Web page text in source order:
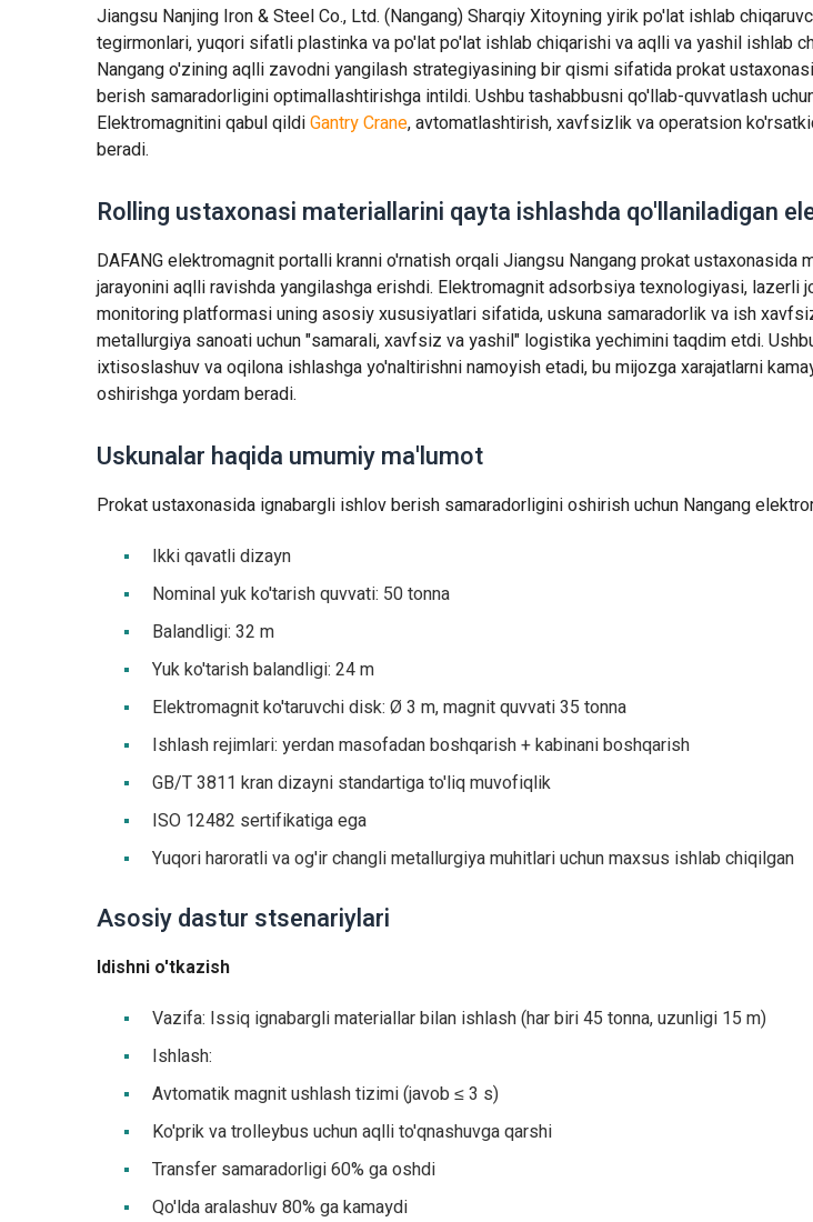
Jiangsu Nanjing Iron & Steel Co., Ltd. (Nangang) Sharqiy Xitoyning yirik po'lat ishlab
tegirmonlari, yuqori sifatli plastinka va po'lat po'lat ishlab chiqarishi va aqlli va yashil ishlab
Nangang o'zining aqlli zavodni yangilash strategiyasining bir qismi sifatida prokat
berish samaradorligini optimallashtirishga intildi. Ushbu tashabbusni qo'llab-quvvatlash
Elektromagnitini qabul qildiGantry Crane, avtomatlashtirish, xavfsizlik va operatsion
beradi.
Rolling ustaxonasi materiallarini qayta ishlashda qo'llaniladigan
DAFANG elektromagnit portalli kranni o'rnatish orqali Jiangsu Nangang prokat ustaxonasida
jarayonini aqlli ravishda yangilashga erishdi. Elektromagnit adsorbsiya texnologiyasi, lazerli
monitoring platformasi uning asosiy xususiyatlari sifatida, uskuna samaradorlik va ish
metallurgiya sanoati uchun "samarali, xavfsiz va yashil" logistika yechimini taqdim etdi.
ixtisoslashuv va oqilona ishlashga yo'naltirishni namoyish etadi, bu mijozga xarajatlarni
oshirishga yordam beradi.
Uskunalar haqida umumiy ma'lumot
Prokat ustaxonasida ignabargli ishlov berish samaradorligini oshirish uchun Nangang
Ikki qavatli dizayn
Nominal yuk ko'tarish quvvati: 50 tonna
Balandligi: 32 m
Yuk ko'tarish balandligi: 24 m
Elektromagnit ko'taruvchi disk: Ø 3 m, magnit quvvati 35 tonna
Ishlash rejimlari: yerdan masofadan boshqarish + kabinani boshqarish
GB/T 3811 kran dizayni standartiga to'liq muvofiqlik
ISO 12482 sertifikatiga ega
Yuqori haroratli va og'ir changli metallurgiya muhitlari uchun maxsus ishlab chiqilgan
Asosiy dastur stsenariylari
Idishni o'tkazish
Vazifa: Issiq ignabargli materiallar bilan ishlash (har biri 45 tonna, uzunligi 15 m)
Ishlash:
Avtomatik magnit ushlash tizimi (javob ≤ 3 s)
Ko'prik va trolleybus uchun aqlli to'qnashuvga qarshi
Transfer samaradorligi 60% ga oshdi
Qo'lda aralashuv 80% ga kamaydi